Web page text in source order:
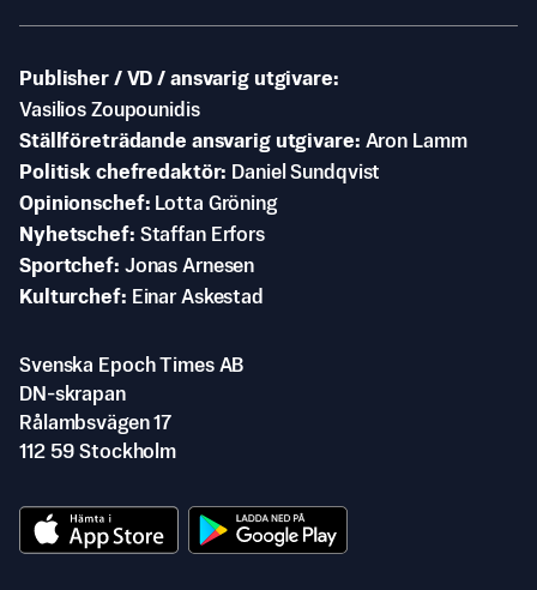
Publisher / VD / ansvarig utgivare
Vasilios Zoupounidis
Ställföreträdande ansvarig utgivare Aron Lamm
Politisk chefredaktör
Daniel Sundqvist
Opinionschef
Lotta Gröning
Nyhetschef Staffan Erfors
Sportchef Jonas Arnesen
Kulturchef
Einar Askestad
Svenska Epoch Times AB
DN-skrapan
Rålambsvägen 17
112 59 Stockholm